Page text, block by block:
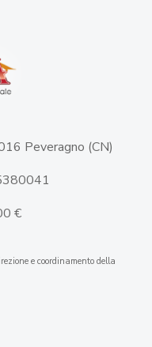
Peveragno (CN)
€
e coordinamento della